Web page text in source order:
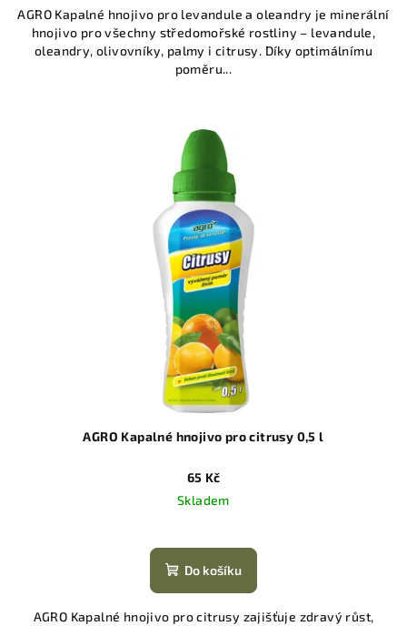
AGRO Kapalné hnojivo pro levandule a oleandry je minerální
hnojivo pro všechny středomořské rostliny – levandule,
oleandry, olivovníky, palmy i citrusy. Díky optimálnímu
poměru...
AGRO Kapalné hnojivo pro citrusy 0,5 l
65 Kč
Skladem
Do košíku
AGRO Kapalné hnojivo pro citrusy zajišťuje zdravý růst,